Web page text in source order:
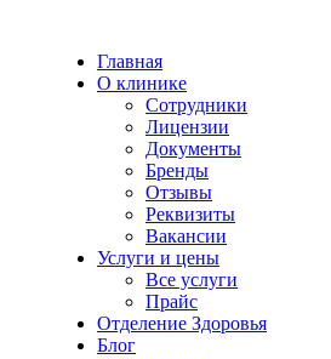
Главная
О клинике
Сотрудники
Лицензии
Документы
Бренды
Отзывы
Реквизиты
Вакансии
Услуги и цены
Все услуги
Прайс
Отделение Здоровья
Блог